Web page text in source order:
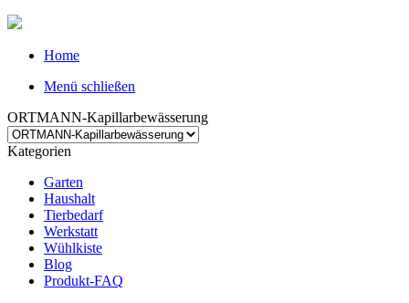
Home
Menü schließen
ORTMANN-Kapillarbewässerung
Kategorien
Garten
Haushalt
Tierbedarf
Werkstatt
Wühlkiste
Blog
Produkt-FAQ